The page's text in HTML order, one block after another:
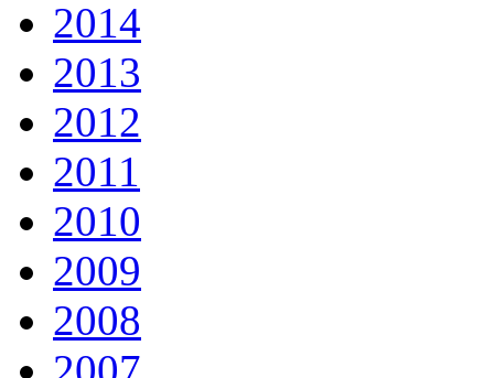
2014
2013
2012
2011
2010
2009
2008